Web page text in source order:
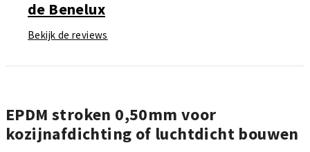
de Benelux
Bekijk de reviews
EPDM stroken 0,50mm voor
kozijnafdichting of luchtdicht bouwen